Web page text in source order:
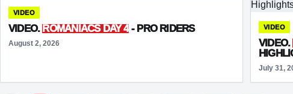
VIDEO
VIDEO.ROMANIACS DAY 4- PRO RIDERS
August 2, 2026
VIDEO
VIDEO.
July 31,